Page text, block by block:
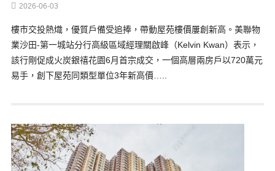
2026-06-03
樓市交投熱熾，優質戶備受追捧，帶動屋苑樓價屢創新高。美聯物
業沙田-第一城站分行高級區域經理關啟峰（Kelvin Kwan）表示，
該行剛促成火炭銀禧花園6月首宗成交，一個高層兩房戶以720萬元
易手，創下屋苑同類型單位3年新高價…..